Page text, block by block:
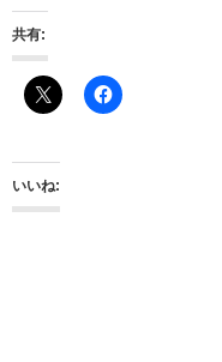
共有:
いいね: